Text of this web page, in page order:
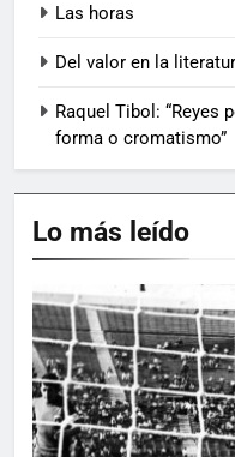
Las horas
Del valor en la
Raquel Tibol: “Reyes
forma o cromatismo”
Lo más leído